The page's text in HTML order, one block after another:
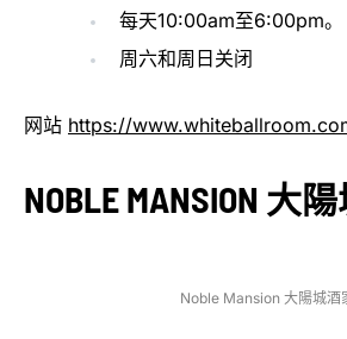
每天10:00am至6:00pm。
周六和周日关闭
网站 https://
NOBLE MANSION 大
Noble Mansion 大陽城酒